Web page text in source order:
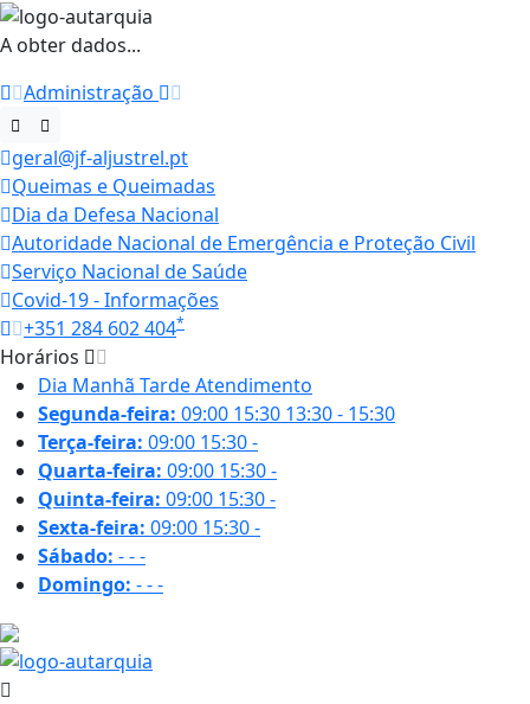
A obter dados...
Administração
geral@jf-aljustrel.pt
Queimas e Queimadas
Dia da Defesa Nacional
Autoridade Nacional de Emergência e Proteção Civil
Serviço Nacional de Saúde
Covid-19 - Informações
+351 284 602 404*
Horários
Dia Manhã TardeAtendimento
Segunda-feira: 09:00 15:30 13:30 - 15:30
Terça-feira: 09:00 15:30-
Quarta-feira: 09:00 15:30-
Quinta-feira: 09:00 15:30-
Sexta-feira: 09:00 15:30-
Sábado: ---
Domingo: ---